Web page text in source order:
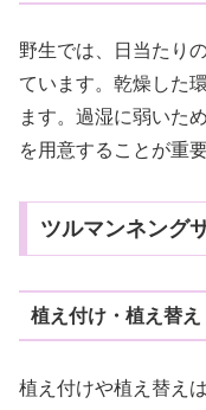
野生では、日当たり
ています。乾燥した
ます。過湿に弱いた
を用意することが重要
ツルマンネング
植え付け・植え替え
植え付けや植え替え